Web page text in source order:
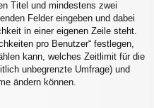
Titel und mindestens zwei
Felder eingeben und dabei
in einer eigenen Zeile steht.
pro Benutzer“ festlegen,
kann, welches Zeitlimit für die
unbegrenzte Umfrage) und
ändern können.